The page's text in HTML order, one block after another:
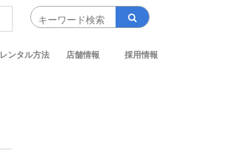
レンタル方法 店舗情報 採用情報